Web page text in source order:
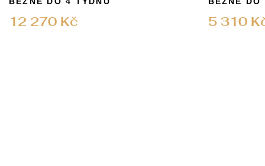
12 270 Kč 5 310